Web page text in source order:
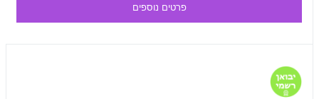
פרטים נוספים